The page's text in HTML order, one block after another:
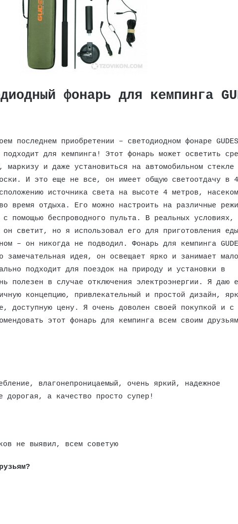
фонарь для кемпинга
последнем приобретении – светодиодном фонаре
для кемпинга! Этот фонарь может осветить
маркизу и даже установиться на автомобильном стекле
И это еще не все, он имеет общую светоотдачу в
источника света на высоте 4 метров,
время отдыха. Его можно настроить на различные
с помощью беспроводного пульта. В реальных
светит, но я использовал его для приготовления
– он никогда не подводил. Фонарь для кемпинга
замечательная идея, он освещает ярко и занимает мало
подходит для поездок на природу и установки в
полезен в случае отключения электроэнергии. Я даю
концепцию, привлекательный и простой дизайн,
доступную цену. Я очень доволен своей покупкой и с
этот фонарь для кемпинга всем своим
влагонепроницаемый, очень яркий, надежное
дорогая, а качество просто супер!
не выявил, всем советую